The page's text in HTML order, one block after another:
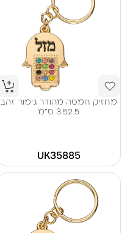
מחזיק חמסה מהודר גימור זהב
3.52.5 ס"מ
UK35885